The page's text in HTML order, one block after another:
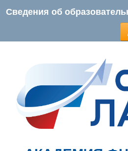
Сведения об